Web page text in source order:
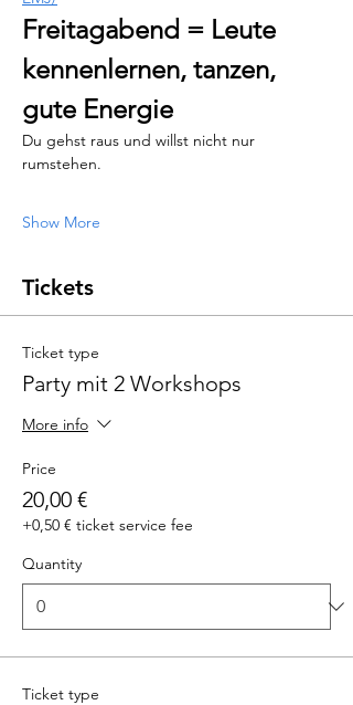
Freitagabend = Leute
kennenlernen, tanzen,
gute Energie
Du gehst raus und willst nicht nur
rumstehen.
Show More
Tickets
Ticket type
Party mit 2 Workshops
More info
Price
20,00 €
+0,50 € ticket service fee
Quantity
Ticket type